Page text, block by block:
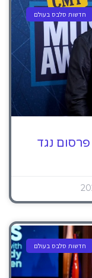
חדשות סלבס בעולם
פרסום נגד
חדשות סלבס בעולם